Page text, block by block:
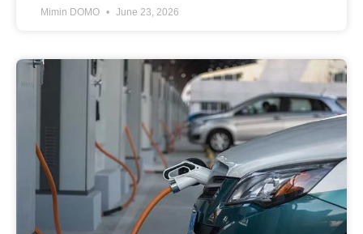
Mimin DOMO June 23, 2026